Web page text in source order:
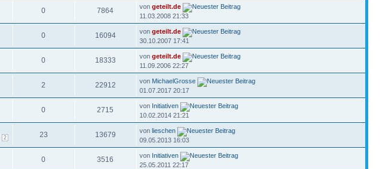
0 7864 vongeteilt.de
11.03.2008 21:33
0 16094 vongeteilt.de
30.10.2007 17:41
0 18333 vongeteilt.de
11.09.2006 22:27
2 22912 von MichaelGrosse
01.07.2017 20:17
0 2715 von Initiativen
10.02.2014 21:21
2 23 13679 vonlieschen
09.05.2013 16:03
0 3516 von Initiativen
25.05.2011 22:17